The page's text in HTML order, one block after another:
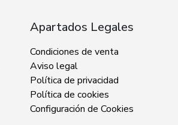
Apartados Legales
Condiciones de venta
Aviso legal
Política de privacidad
Política de cookies
Configuración de Cookies